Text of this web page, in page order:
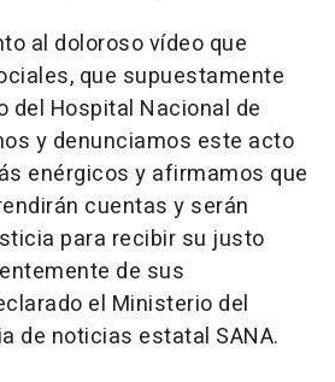
al doloroso vídeo que
que supuestamente
del Hospital Nacional de
y denunciamos este acto
enérgicos y afirmamos que
cuentas y serán
para recibir su justo
de sus
el Ministerio del
de noticias estatal SANA.